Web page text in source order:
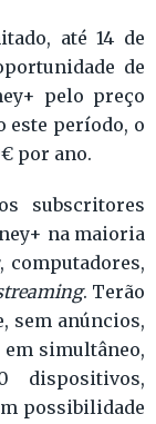
até 14 de
de
pelo preço
este período, o
por ano.
subscritores
na maioria
, computadores,
. Terão
sem anúncios,
em simultâneo,
possibilidade